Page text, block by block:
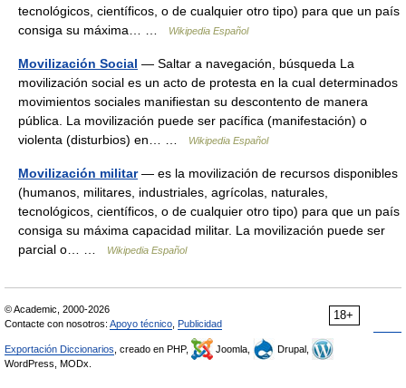
tecnológicos, científicos, o de cualquier otro tipo) para que un país
consiga su máxima… …
Wikipedia Español
Movilización Social — Saltar a navegación, búsqueda La
movilización social es un acto de protesta en la cual determinados
movimientos sociales manifiestan su descontento de manera
pública. La movilización puede ser pacífica (manifestación) o
violenta (disturbios) en… …
Wikipedia Español
Movilización militar— es la movilización de recursos disponibles
(humanos, militares, industriales, agrícolas, naturales,
tecnológicos, científicos, o de cualquier otro tipo) para que un país
consiga su máxima capacidad militar. La movilización puede ser
parcial o… …
Wikipedia Español
18+
© Academic, 2000-2026
Contacte con nosotros: Apoyo técnico Publicidad
Exportación Diccionarios , creado en PHP, Joomla,
Drupal,
WordPress, MODx.